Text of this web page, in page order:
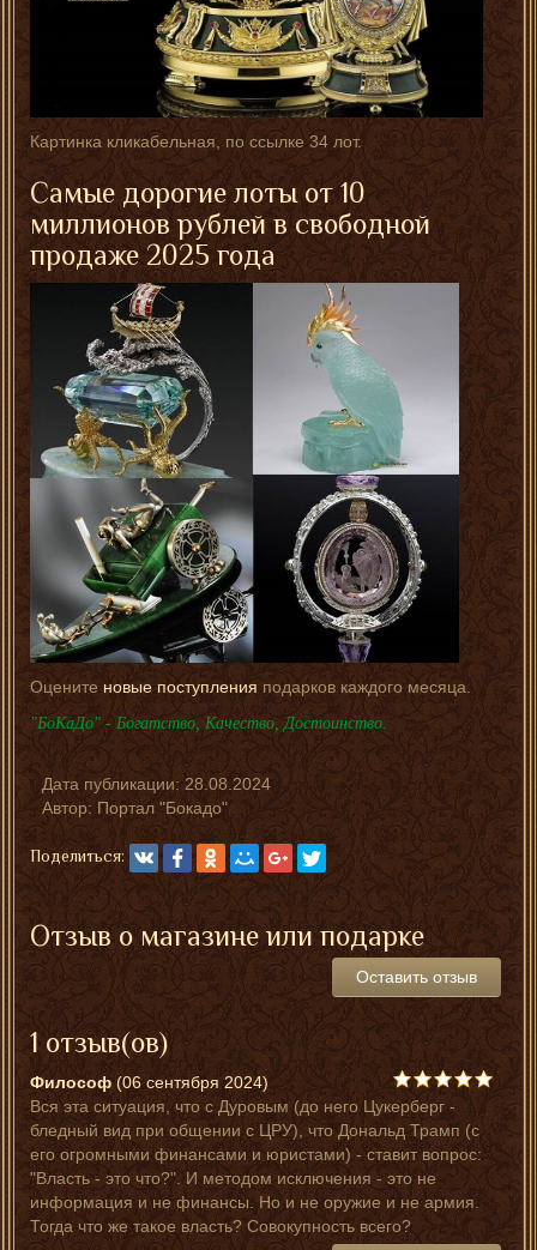
Картинка кликабельная, по ссылке 34 лот.
Самые дорогие лоты от 10
миллионов рублей в свободной
продаже 2025 года
Оцените новые поступленияподарков каждого месяца.
"БоКаДо" - Богатство, Качество, Достоинство.
Дата публикации:28.08.2024
Автор:Портал "Бокадо"
Поделиться:
Отзыв о магазине или подарке
Оставить отзыв
1 отзыв(ов)
Философ (06 сентября 2024)
Вся эта ситуация, что с Дуровым (до него Цукерберг -
бледный вид при общении с ЦРУ), что Дональд Трамп (с
его огромными финансами и юристами) - ставит вопрос:
"Власть - это что?". И методом исключения - это не
информация и не финансы. Но и не оружие и не армия.
Тогда что же такое власть? Совокупность всего?